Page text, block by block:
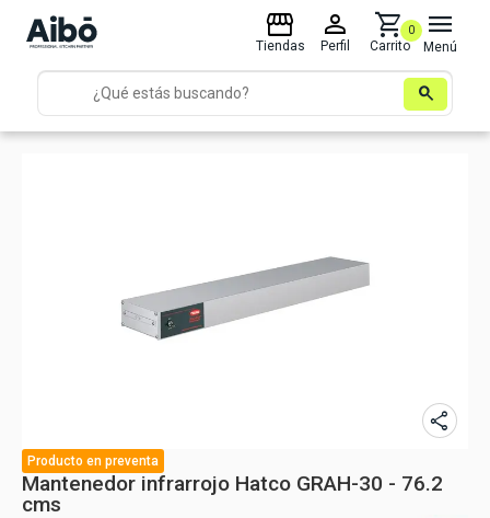
search
storefront
Tiendas
person
Perfil
shopping_cart
Carrito
0 menu
Menú
share
Producto en preventa
Mantenedor infrarrojo Hatco GRAH-30 - 76.2
cms